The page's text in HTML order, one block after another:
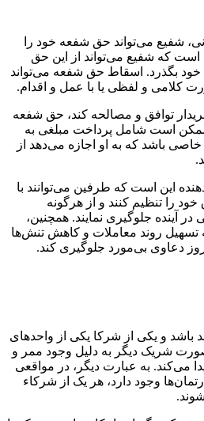
قانون مدنی، شفیع می‌تواند حق شفعه خود را
است که شفیع می‌تواند از این حق
خود بگذرد. اسقاط حق شفعه می‌تواند
کلامی و لفظی یا با عمل و اقدام.
توافق و مصالحه کند، حق شفعه
ممکن است شامل پرداخت مبلغی به
باشد که به او اجازه می‌دهد از
این است که طرفین می‌توانند با
را تنظیم کنند و از هرگونه
آینده جلوگیری نمایند. همچنین،
تسهیل روند معاملات و کاهش تنش‌ها
دعاوی بی‌مورد جلوگیری کند.
باشد و یکی از شرکا یکی از واحدهای
صورت شریک دیگر به دلیل وجود ممر و
به عبارت دیگر، در مواقعی
وجود دارد، هر یک از شرکاء